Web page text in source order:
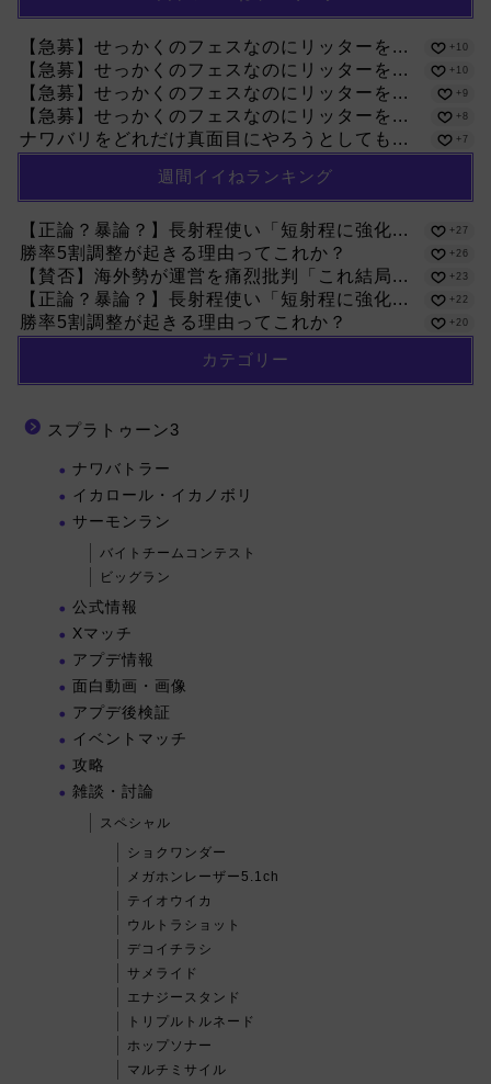
【急募】せっかくのフェスなのにリッターを... +10
【急募】せっかくのフェスなのにリッターを... +10
【急募】せっかくのフェスなのにリッターを... +9
【急募】せっかくのフェスなのにリッターを... +8
ナワバリをどれだけ真面目にやろうとしても... +7
週間イイねランキング
【正論？暴論？】長射程使い「短射程に強化... +27
勝率5割調整が起きる理由ってこれか？ +26
【賛否】海外勢が運営を痛烈批判「これ結局... +23
【正論？暴論？】長射程使い「短射程に強化... +22
勝率5割調整が起きる理由ってこれか？ +20
カテゴリー
スプラトゥーン3
ナワバトラー
イカロール・イカノボリ
サーモンラン
バイトチームコンテスト
ビッグラン
公式情報
Xマッチ
アプデ情報
面白動画・画像
アプデ後検証
イベントマッチ
攻略
雑談・討論
スペシャル
ショクワンダー
メガホンレーザー5.1ch
テイオウイカ
ウルトラショット
デコイチラシ
サメライド
エナジースタンド
トリプルトルネード
ホップソナー
マルチミサイル